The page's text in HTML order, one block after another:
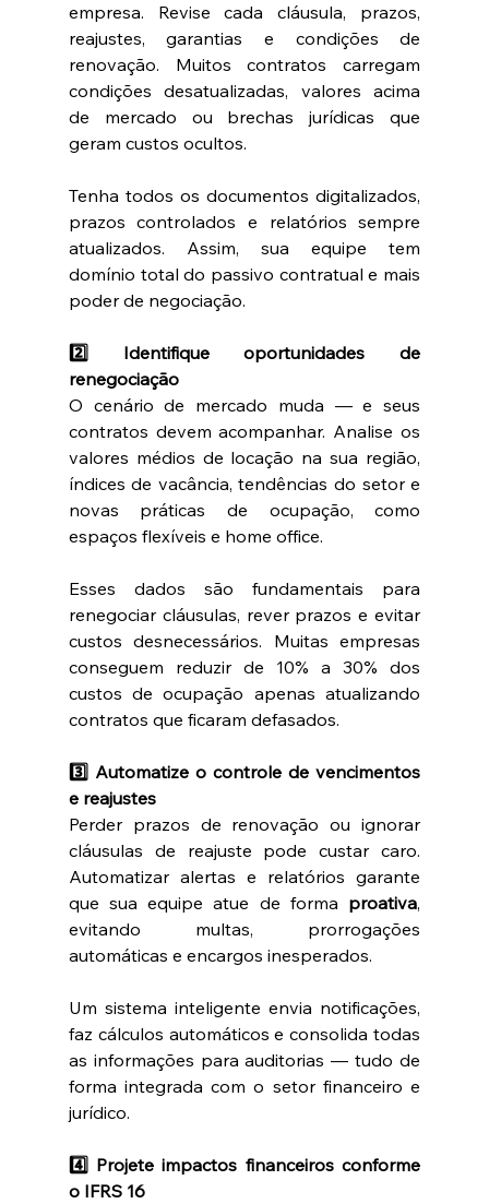
empresa. Revise cada cláusula, prazos,
reajustes, garantias e condições de
renovação. Muitos contratos carregam
condições desatualizadas, valores acima
de mercado ou brechas jurídicas que
geram custos ocultos.
Tenha todos os documentos digitalizados,
prazos controlados e relatórios sempre
atualizados. Assim, sua equipe tem
domínio total do passivo contratual e mais
poder de negociação.
2️⃣ Identifique oportunidades de
renegociação
O cenário de mercado muda — e seus
contratos devem acompanhar. Analise os
valores médios de locação na sua região,
índices de vacância, tendências do setor e
novas práticas de ocupação, como
espaços flexíveis e home office.
Esses dados são fundamentais para
renegociar cláusulas, rever prazos e evitar
custos desnecessários. Muitas empresas
conseguem reduzir de 10% a 30% dos
custos de ocupação apenas atualizando
contratos que ficaram defasados.
3️⃣ Automatize o controle de vencimentos
e reajustes
Perder prazos de renovação ou ignorar
cláusulas de reajuste pode custar caro.
Automatizar alertas e relatórios garante
que sua equipe atue de forma proativa,
evitando multas, prorrogações
automáticas e encargos inesperados.
Um sistema inteligente envia notificações,
faz cálculos automáticos e consolida todas
as informações para auditorias — tudo de
forma integrada com o setor financeiro e
jurídico.
4️⃣ Projete impactos financeiros conforme
o IFRS 16